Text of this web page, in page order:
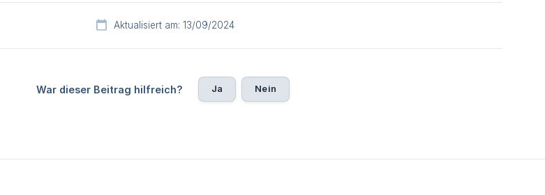
Aktualisiert am: 13/09/2024
War dieser Beitrag hilfreich? Ja Nein